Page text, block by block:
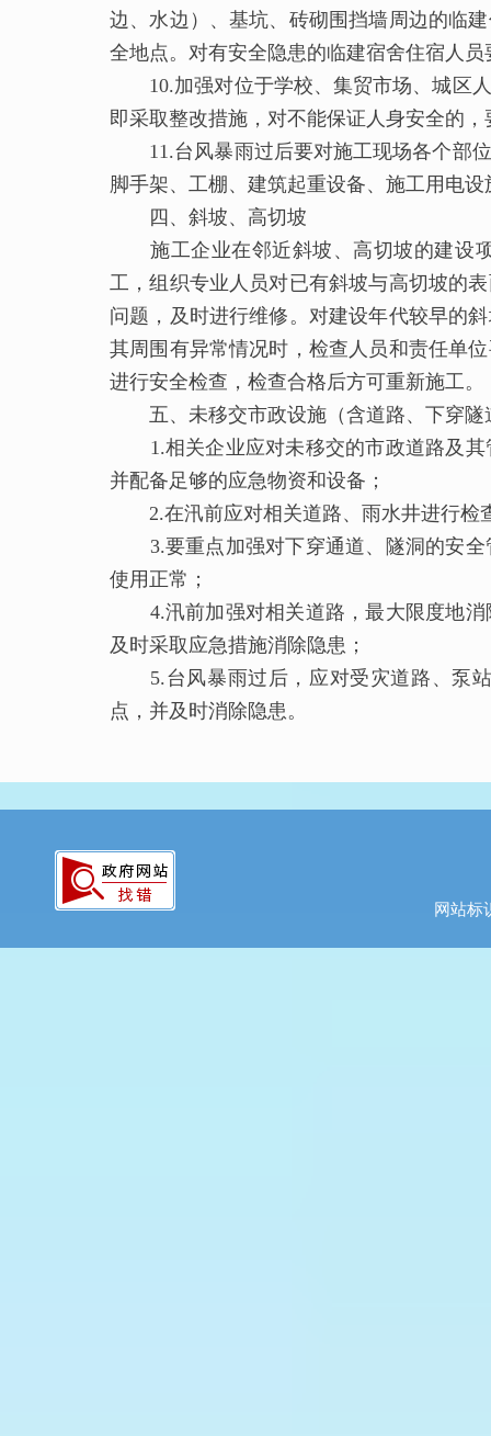
边、水边）、基坑、砖砌围挡墙周边的临
全地点。对有安全隐患的临建宿舍住宿人
10.加强对位于学校、集贸市场、城区人
即采取整改措施，对不能保证人身安全的
11.台风暴雨过后要对施工现场各个部位
脚手架、工棚、建筑起重设备、施工用电
四、斜坡、高切坡
施工企业在邻近斜坡、高切坡的建设项
工，组织专业人员对已有斜坡与高切坡的
问题，及时进行维修。对建设年代较早的
其周围有异常情况时，检查人员和责任单
进行安全检查，检查合格后方可重新施工。
五、未移交市政设施（含道路、下穿隧
1.相关企业应对未移交的市政道路及其
并配备足够的应急物资和设备；
2.在汛前应对相关道路、雨水井进行检
3.要重点加强对下穿通道、隧洞的安全
使用正常；
4.汛前加强对相关道路，最大限度地消
及时采取应急措施消除隐患；
5.台风暴雨过后，应对受灾道路、泵站
点，并及时消除隐患。
网站标